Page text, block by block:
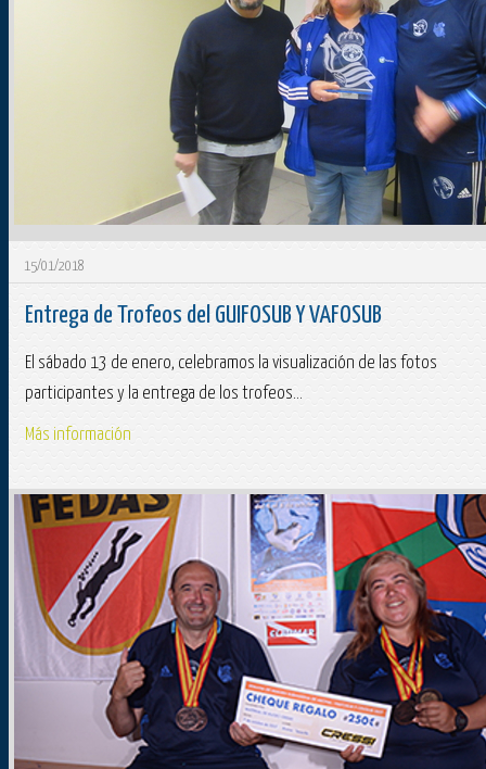
15/01/2018
Entrega de Trofeos del GUIFOSUB Y VAFOSUB
El sábado 13 de enero, celebramos la visualización de las fotos
participantes y la entrega de los trofeos...
Más información